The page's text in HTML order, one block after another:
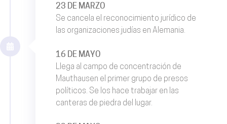
23 DE MARZO
Se cancela el reconocimiento jurídico de
las organizaciones judías en Alemania.
16 DE MAYO
Llega al campo de concentración de
Mauthausen el primer grupo de presos
políticos. Se los hace trabajar en las
canteras de piedra del lugar.